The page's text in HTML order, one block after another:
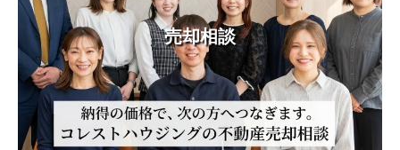
売却相談